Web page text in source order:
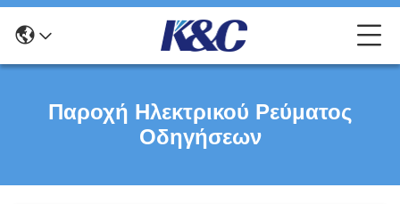
Παροχή Ηλεκτρικού Ρεύματος
Οδηγήσεων